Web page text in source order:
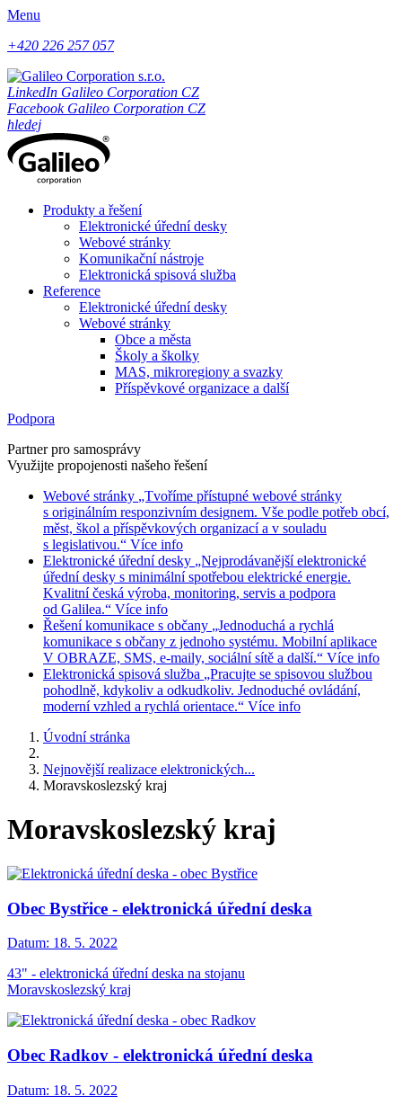
Menu
+420 226 257 057
LinkedIn Galileo Corporation CZ
Facebook Galileo Corporation CZ
hledej
Produkty a řešení
Elektronické úřední desky
Webové stránky
Komunikační nástroje
Elektronická spisová služba
Reference
Elektronické úřední desky
Webové stránky
Obce a města
Školy a školky
MAS, mikroregiony a svazky
Příspěvkové organizace a další
Podpora
Partner pro samosprávy
Využijte propojenosti našeho řešení
Webové stránky „Tvoříme přístupné webové stránky
s originálním responzivním designem. Vše podle potřeb obcí,
měst, škol a příspěvkových organizací a v souladu
s legislativou.“ Více info
Elektronické úřední desky „Nejprodávanější elektronické
úřední desky s minimální spotřebou elektrické energie.
Kvalitní česká výroba, monitoring, servis a podpora
od Galilea.“ Více info
Řešení komunikace s občany „Jednoduchá a rychlá
komunikace s občany z jednoho systému. Mobilní aplikace
V OBRAZE, SMS, e-maily, sociální sítě a další.“ Více info
Elektronická spisová služba „Pracujte se spisovou službou
pohodlně, kdykoliv a odkudkoliv. Jednoduché ovládání,
moderní vzhled a rychlá orientace.“ Více info
Úvodní stránka
Nejnovější realizace elektronických...
Moravskoslezský kraj
Moravskoslezský kraj
Obec Bystřice - elektronická úřední deska
Datum: 18. 5. 2022
43" - elektronická úřední deska na stojanu
Moravskoslezský kraj
Obec Radkov - elektronická úřední deska
Datum: 18. 5. 2022